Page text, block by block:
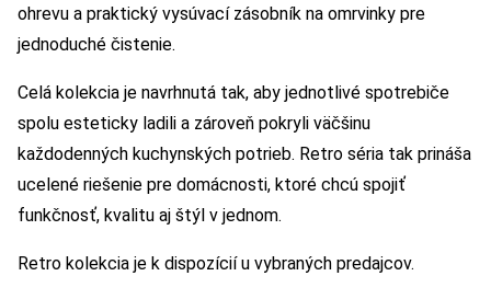
ohrevu a praktický vysúvací zásobník na omrvinky pre
jednoduché čistenie.
Celá kolekcia je navrhnutá tak, aby jednotlivé spotrebiče
spolu esteticky ladili a zároveň pokryli väčšinu
každodenných kuchynských potrieb. Retro séria tak prináša
ucelené riešenie pre domácnosti, ktoré chcú spojiť
funkčnosť, kvalitu aj štýl v jednom.
Retro kolekcia je k dispozícií u vybraných predajcov.